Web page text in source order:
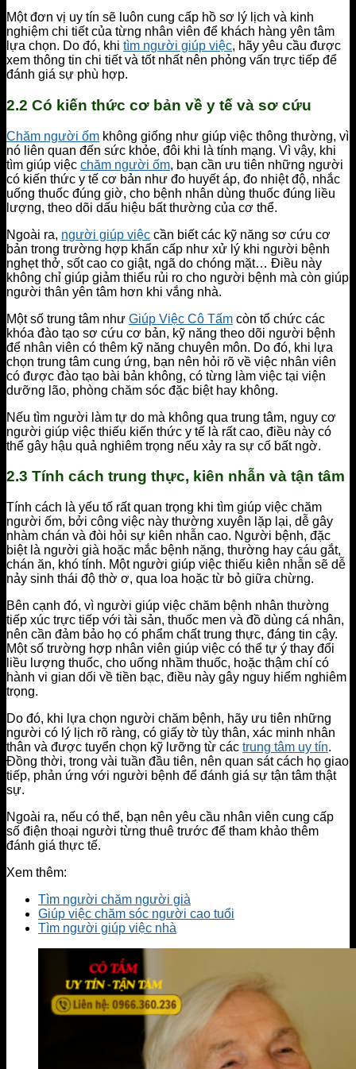
Một đơn vị uy tín sẽ luôn cung cấp hồ sơ lý lịch và kinh
nghiệm chi tiết của từng nhân viên để khách hàng yên tâm
lựa chọn. Do đó, khi tìm người giúp việc, hãy yêu cầu được
xem thông tin chi tiết và tốt nhất nên phỏng vấn trực tiếp để
đánh giá sự phù hợp.
2.2 Có kiến thức cơ bản về y tế và sơ cứu
Chăm người ốm không giống như giúp việc thông thường, vì
nó liên quan đến sức khỏe, đôi khi là tính mạng. Vì vậy, khi
tìm giúp việc chăm người ốm, bạn cần ưu tiên những người
có kiến thức y tế cơ bản như đo huyết áp, đo nhiệt độ, nhắc
uống thuốc đúng giờ, cho bệnh nhân dùng thuốc đúng liều
lượng, theo dõi dấu hiệu bất thường của cơ thể.
Ngoài ra, người giúp việc cần biết các kỹ năng sơ cứu cơ
bản trong trường hợp khẩn cấp như xử lý khi người bệnh
nghẹt thở, sốt cao co giật, ngã do chóng mặt… Điều này
không chỉ giúp giảm thiểu rủi ro cho người bệnh mà còn giúp
người thân yên tâm hơn khi vắng nhà.
Một số trung tâm như Giúp Việc Cô Tấm còn tổ chức các
khóa đào tạo sơ cứu cơ bản, kỹ năng theo dõi người bệnh
để nhân viên có thêm kỹ năng chuyên môn. Do đó, khi lựa
chọn trung tâm cung ứng, bạn nên hỏi rõ về việc nhân viên
có được đào tạo bài bản không, có từng làm việc tại viện
dưỡng lão, phòng chăm sóc đặc biệt hay không.
Nếu tìm người làm tự do mà không qua trung tâm, nguy cơ
người giúp việc thiếu kiến thức y tế là rất cao, điều này có
thể gây hậu quả nghiêm trọng nếu xảy ra sự cố bất ngờ.
2.3 Tính cách trung thực, kiên nhẫn và tận tâm
Tính cách là yếu tố rất quan trọng khi tìm giúp việc chăm
người ốm, bởi công việc này thường xuyên lặp lại, dễ gây
nhàm chán và đòi hỏi sự kiên nhẫn cao. Người bệnh, đặc
biệt là người già hoặc mắc bệnh nặng, thường hay cáu gắt,
chán ăn, khó tính. Một người giúp việc thiếu kiên nhẫn sẽ dễ
nảy sinh thái độ thờ ơ, qua loa hoặc từ bỏ giữa chừng.
Bên cạnh đó, vì người giúp việc chăm bệnh nhân thường
tiếp xúc trực tiếp với tài sản, thuốc men và đồ dùng cá nhân,
nên cần đảm bảo họ có phẩm chất trung thực, đáng tin cậy.
Một số trường hợp nhân viên giúp việc có thể tự ý thay đổi
liều lượng thuốc, cho uống nhầm thuốc, hoặc thậm chí có
hành vi gian dối về tiền bạc, điều này gây nguy hiểm nghiêm
trọng.
Do đó, khi lựa chọn người chăm bệnh, hãy ưu tiên những
người có lý lịch rõ ràng, có giấy tờ tùy thân, xác minh nhân
thân và được tuyển chọn kỹ lưỡng từ các trung tâm uy tín.
Đồng thời, trong vài tuần đầu tiên, nên quan sát cách họ giao
tiếp, phản ứng với người bệnh để đánh giá sự tận tâm thật
sự.
Ngoài ra, nếu có thể, bạn nên yêu cầu nhân viên cung cấp
số điện thoại người từng thuê trước để tham khảo thêm
đánh giá thực tế.
Xem thêm:
Tìm người chăm người già
Giúp việc chăm sóc người cao tuổi
Tìm người giúp việc nhà